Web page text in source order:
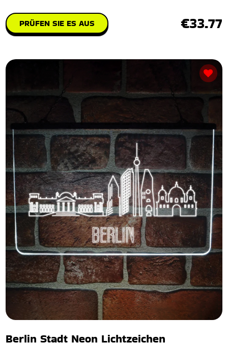
PRÜFEN SIE ES AUS €33.77
Berlin Stadt Neon Lichtzeichen